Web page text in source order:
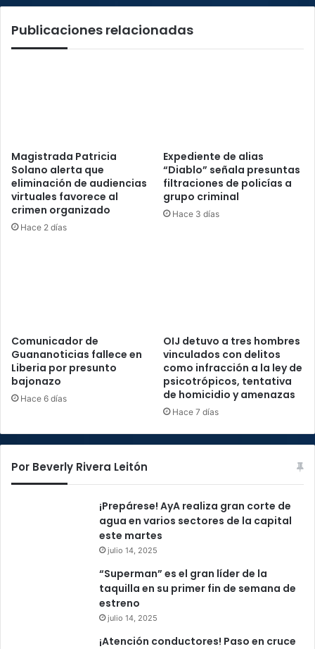
segunda
Publicaciones relacionadas
Magistrada Patricia
Solano alerta que
eliminación de audiencias
virtuales favorece al
crimen organizado
Hace 2 días
Expediente de alias
“Diablo” señala presuntas
filtraciones de policías a
grupo criminal
Hace 3 días
Comunicador de
Guananoticias fallece en
Liberia por presunto
bajonazo
Hace 6 días
OIJ detuvo a tres hombres
vinculados con delitos
como infracción a la ley de
psicotrópicos, tentativa
de homicidio y amenazas
Hace 7 días
Por Beverly Rivera Leitón
¡Prepárese! AyA realiza gran corte de
agua en varios sectores de la capital
este martes
julio 14, 2025
“Superman” es el gran líder de la
taquilla en su primer fin de semana de
estreno
julio 14, 2025
¡Atención conductores! Paso en cruce